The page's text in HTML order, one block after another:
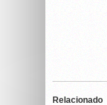
Relacionado